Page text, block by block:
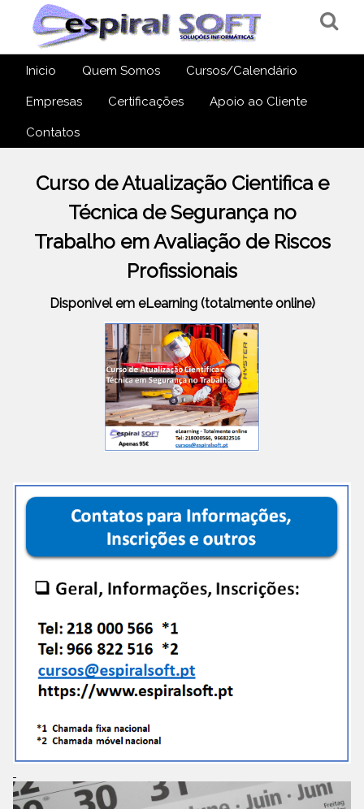
Inicio Quem Somos Cursos/Calendário
Empresas Certificações Apoio ao Cliente
Contatos
Curso de Atualização Cientifica e
Técnica de Segurança no
Trabalho em Avaliação de Riscos
Profissionais
Disponivel em eLearning (totalmente online)